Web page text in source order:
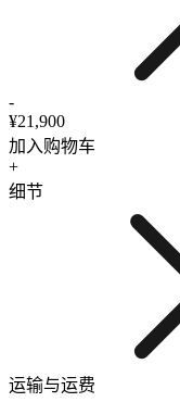
-
¥21,900
加入购物车
+
细节
运输与运费